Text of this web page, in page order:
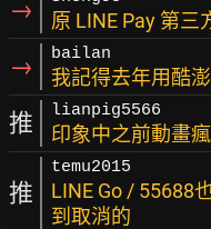
→ 原 LINE Pay 第
→ bailan
我記得去年用酷
推 lianpig5566
印象中之前動畫
推
temu2015
LINE Go / 55688
到取消的